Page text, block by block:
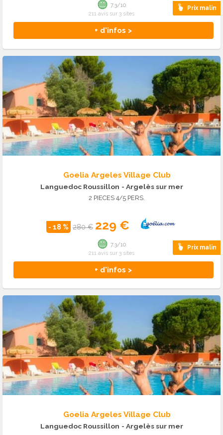
Prix malin
+ d'infos >
7.3/10
211 avis sur 3 sites
Goelia Argeles Village Club
Languedoc Roussillon - Argelès sur mer
2 PIECES 4/5 PERS.
- 18 % 280 € 229 €
Prix malin
+ d'infos >
7.3/10
211 avis sur 3 sites
Goelia Argeles Village Club
Languedoc Roussillon - Argelès sur mer